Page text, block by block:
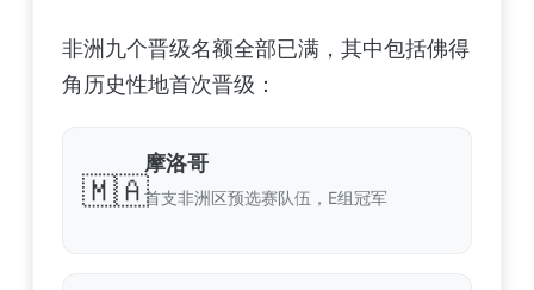
非洲九个晋级名额全部已满，其中包括佛得
角历史性地首次晋级：
🇲🇦
摩洛哥
首支非洲区预选赛队伍，E组冠军